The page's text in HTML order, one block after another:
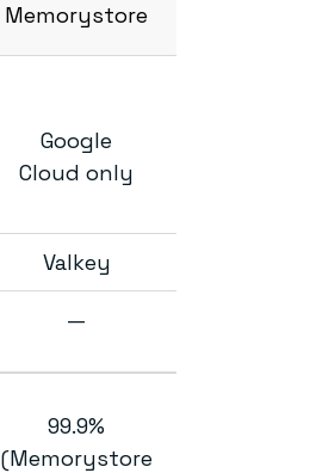
Memorystore
Google
Cloud only
Valkey
—
99.9%
(Memorystore